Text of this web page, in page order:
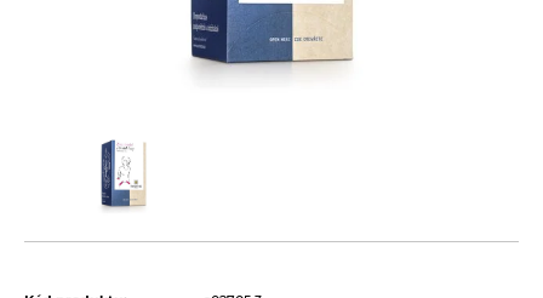
Bezvaječné cestoviny pre deti z tvrdej pšenice
Pšeničné zeleninové bezvaječné cetoviny
Ražné celozrnné bezvaječné cestoviny
Špaldové biele bezvaječné cestoviny
Čaje porciované bylinné a s korením Sonnentor
Čaje sypané biele Sonnentor
Čaje sypané čierne Sonnentor
Čaje sypané jednozložkové Sonnentor